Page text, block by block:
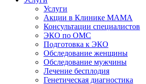
Услуги
Акции в Клинике МАМА
Консультации специалистов
ЭКО по ОМС
Подготовка к ЭКО
Обследование женщины
Обследование мужчины
Лечение бесплодия
Генетическая диагностика